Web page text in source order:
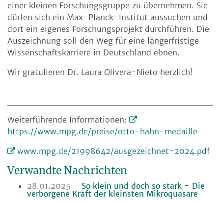
einer kleinen Forschungsgruppe zu übernehmen. Sie
dürfen sich ein Max-Planck-Institut aussuchen und
dort ein eigenes Forschungsprojekt durchführen. Die
Auszeichnung soll den Weg für eine längerfristige
Wissenschaftskarriere in Deutschland ebnen.
Wir gratulieren Dr. Laura Olivera-Nieto herzlich!
Weiterführende Informationen:
https://www.mpg.de/preise/otto-hahn-medaille
www.mpg.de/21998642/ausgezeichnet-2024.pdf
Verwandte Nachrichten
28.01.2025
So klein und doch so stark - Die
verborgene Kraft der kleinsten Mikroquasare